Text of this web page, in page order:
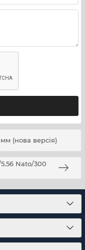
(нова версія)
Nato/300